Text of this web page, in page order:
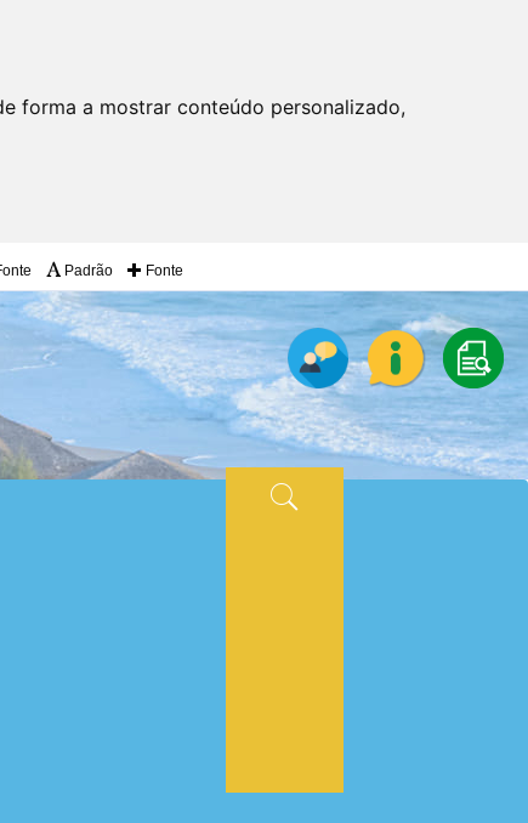
forma a mostrar conteúdo personalizado,
Padrão Fonte